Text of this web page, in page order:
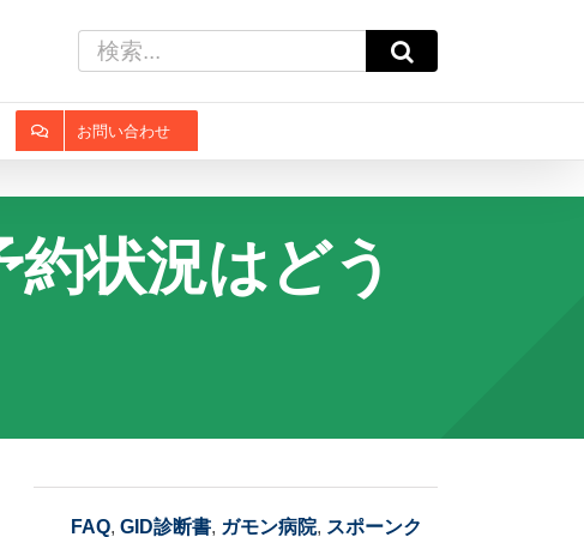
索
…
お問い合わせ
状況はどう
FAQ, GID診断書, ガモン病院, スポーンク